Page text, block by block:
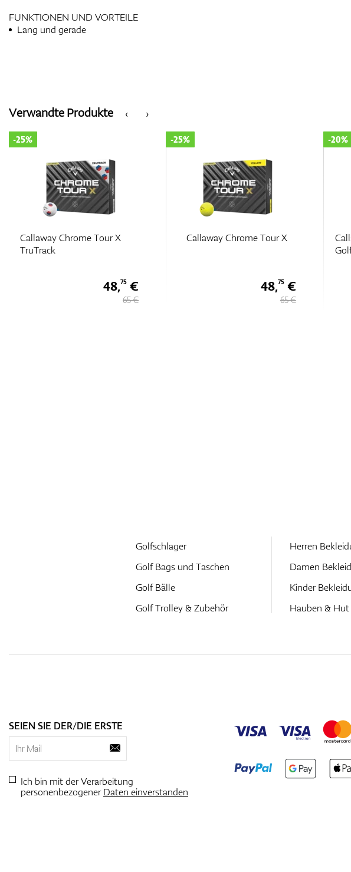
FUNKTIONEN UND VORTEILE
Lang und gerade
‹
Verwandte Produkte ›
Callaway Chrome Tour X
TruTrack
-25%
48,75 €
65 €
Callaway Chrome Tour X
-25%
48,75€
65 €
-20%
Golfschlager
Golf Bags und Taschen
Golf Bälle
Golf Trolley & Zubehör
Herren
Damen
Kinder
Hauben &
SEIEN SIE DER/DIE ERSTE
Ich bin mit der Verarbeitung
personenbezogenerDaten einverstanden